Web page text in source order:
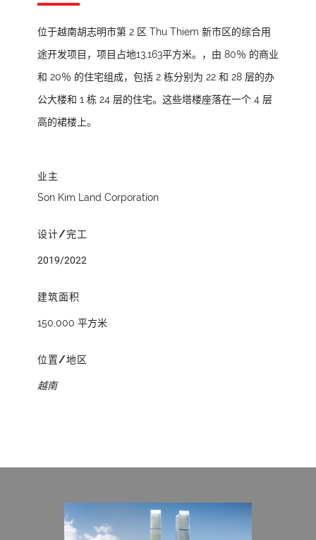
位于越南胡志明市第 2 区 Thu Thiem 新市区的综合用
途开发项目，项目占地13,163平方米。，由 80％ 的商业
和 20％ 的住宅组成，包括 2 栋分别为 22 和 28 层的办
公大楼和 1 栋 24 层的住宅。这些塔楼座落在一个 4 层
高的裙楼上。
业主
Son Kim Land Corporation
设计/完工
2019/2022
建筑面积
150,000 平方米
位置/地区
越南